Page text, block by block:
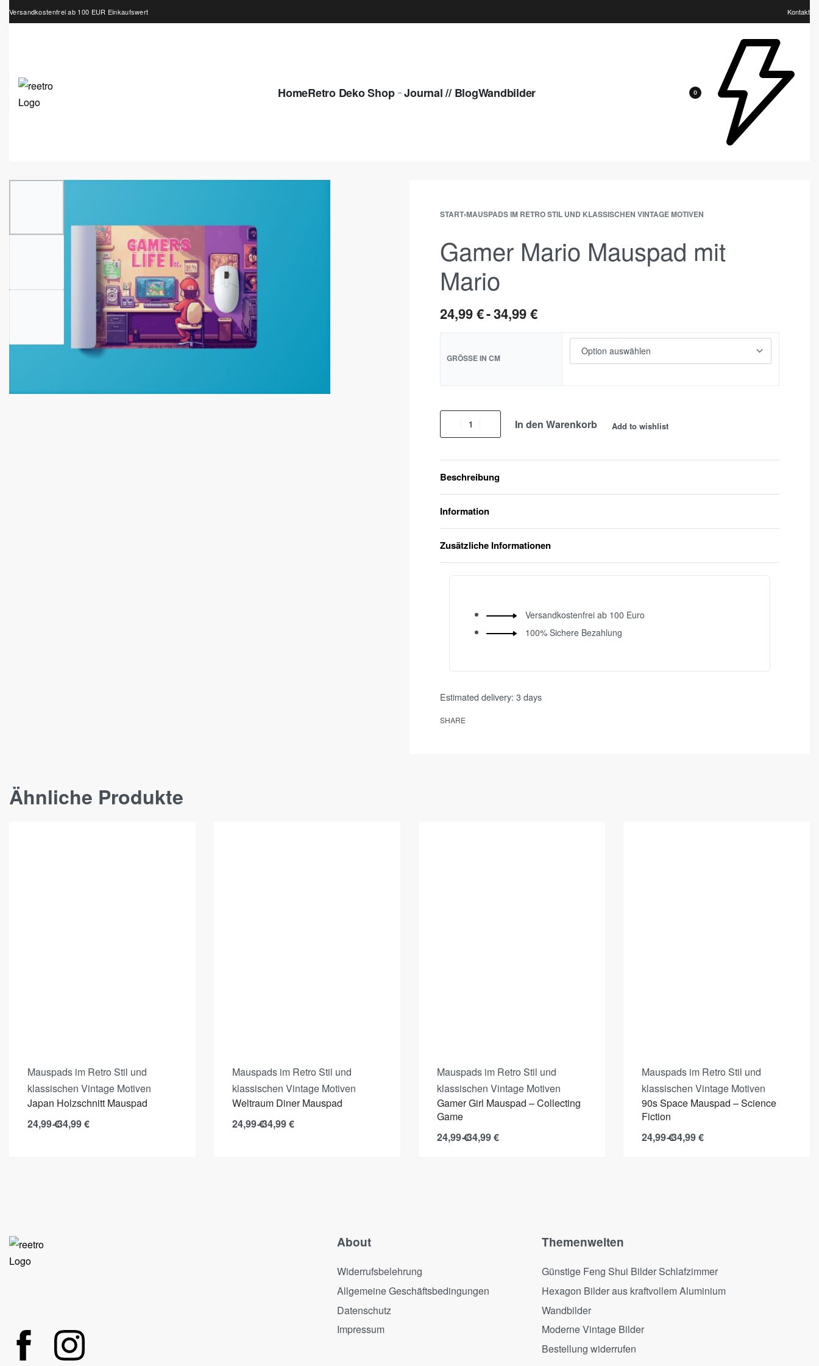
Versandkostenfrei ab 100 EUR Einkaufswert Kontakt
HomeRetro Deko Shop Journal // BlogWandbilder 0
START›MAUSPADS IM RETRO STIL UND KLASSISCHEN VINTAGE MOTIVEN
Gamer Mario Mauspad mit
Mario
24,99€ 34,99€
GRÖSSE IN CM
In den Warenkorb Add to wishlist
Beschreibung
Information
Zusätzliche Informationen
Versandkostenfrei ab 100 Euro
100% Sichere Bezahlung
Estimated delivery: 3 days
SHARE
Ähnliche Produkte
Mauspads im Retro Stil und
klassischen Vintage Motiven
Japan Holzschnitt Mauspad
24,99€34,99€
Mauspads im Retro Stil und
klassischen Vintage Motiven
Weltraum Diner Mauspad
24,99€34,99€
Mauspads im Retro Stil und
klassischen Vintage Motiven
Gamer Girl Mauspad – Collecting
Game
24,99€34,99€
Mauspads im Retro Stil und
klassischen Vintage Motiven
90s Space Mauspad – Science
Fiction
24,99€34,99€
About
Widerrufsbelehrung
Allgemeine Geschäftsbedingungen
Datenschutz
Impressum
Themenwelten
Günstige Feng Shui Bilder Schlafzimmer
Hexagon Bilder aus kraftvollem Aluminium
Wandbilder
Moderne Vintage Bilder
Bestellung widerrufen